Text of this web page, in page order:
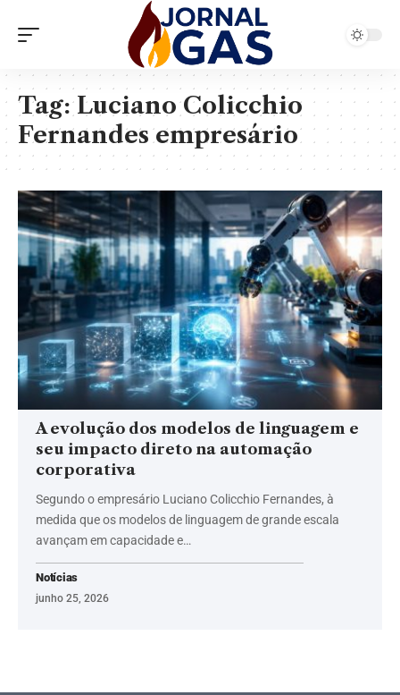
Tag:Luciano Colicchio
Fernandes empresário
A evolução dos modelos de linguagem e
seu impacto direto na automação
corporativa
Segundo o empresário Luciano Colicchio Fernandes, à
medida que os modelos de linguagem de grande escala
avançam em capacidade e…
Notícias
junho 25, 2026